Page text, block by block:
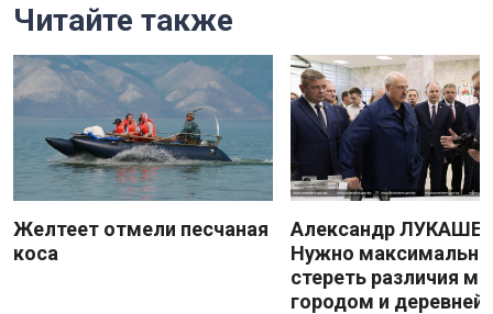
Читайте также
Желтеет отмели песчаная
коса
Александр
Нужно максимально
стереть различия
городом и деревней